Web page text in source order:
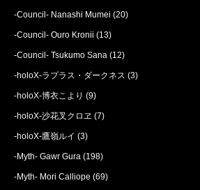
-Council- Nanashi Mumei (20)
-Council- Ouro Kronii (13)
-Council- Tsukumo Sana (12)
-holoX-ラプラス・ダークネス (3)
-holoX-博衣こより (9)
-holoX-沙花叉クロヱ (7)
-holoX-鷹嶺ルイ (3)
-Myth- Gawr Gura (198)
-Myth- Mori Calliope (69)